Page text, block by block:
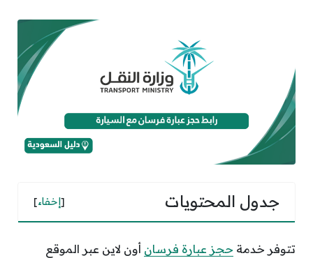
جدول المحتويات [إخفاء]
تتوفر خدمة حجز عبارة فرسان أون لاين عبر الموقع